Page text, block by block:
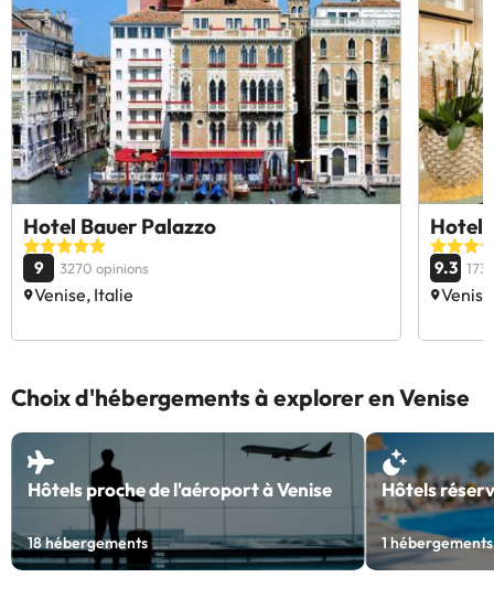
Hotel Bauer Palazzo
9 3270 opinions
Venise, Italie
Hotel
9.3
Choix d'hébergements à explorer en Venise
Hôtels proche de l'aéroport à Venise
18hébergements
Hôtels
1hébergements